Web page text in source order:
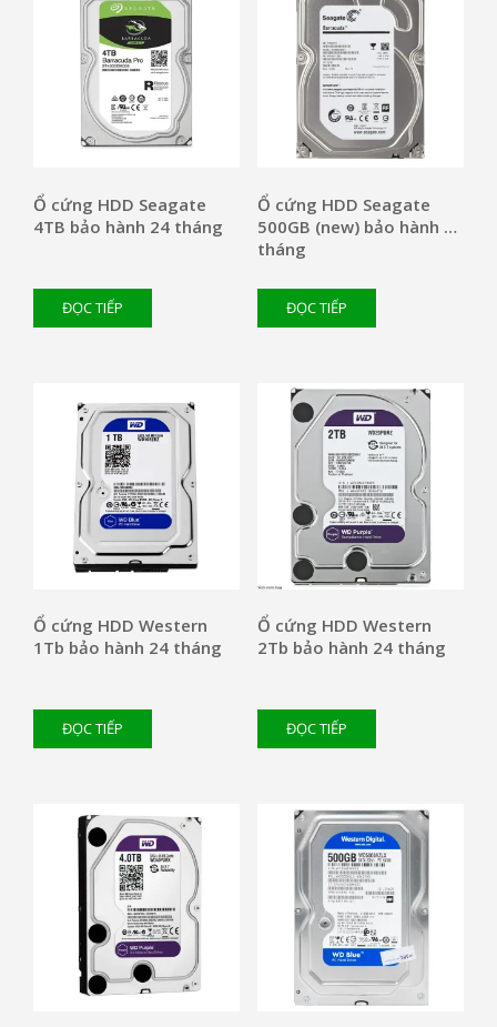
Ổ cứng HDD Seagate
4TB bảo hành 24 tháng
ĐỌC TIẾP
Ổ cứng HDD Seagate
500GB (new) bảo hành 24
tháng
ĐỌC TIẾP
Ổ cứng HDD Western
1Tb bảo hành 24 tháng
ĐỌC TIẾP
Ổ cứng HDD Western
2Tb bảo hành 24 tháng
ĐỌC TIẾP